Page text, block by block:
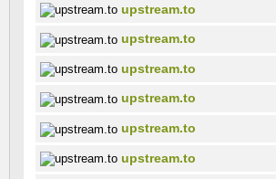
upstream.to
upstream.to
upstream.to
upstream.to
upstream.to
upstream.to